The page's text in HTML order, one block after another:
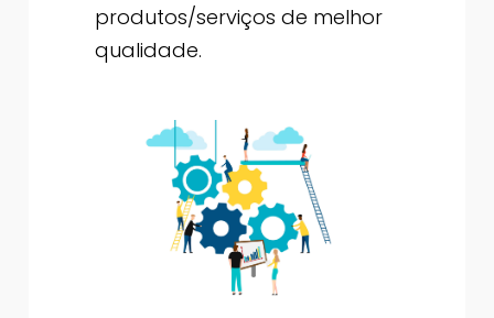
produtos/serviços de melhor
qualidade.